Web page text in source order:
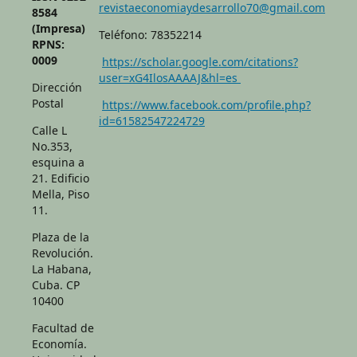
8584
(Impresa)
RPNS:
0009
Dirección
Postal
Calle L
No.353,
esquina a
21. Edificio
Mella, Piso
11.
Plaza de la
Revolución.
La Habana,
Cuba. CP
10400
Facultad de
Economía.
revistaeconomiaydesarrollo70@gmail.com
Teléfono: 78352214
https://scholar.google.com/citations?
user=xG4IlosAAAAJ&hl=es
https://www.facebook.com/profile.php?
id=61582547224729